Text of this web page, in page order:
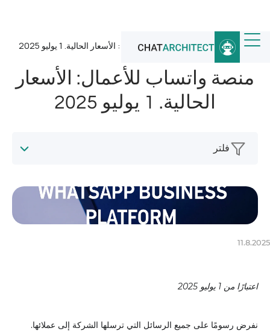
الرئيسية / أخبار / منصة واتساب للأعمال: الأسعار الحالية. 1 يوليو 2025
منصة واتساب للأعمال: الأسعار
الحالية. 1 يوليو 2025
11.8.2025
اعتبارًا من 1 يوليو 2025
نفرض رسومًا على جميع الرسائل التي ترسلها الشركة إلى عملائها.
فلتر